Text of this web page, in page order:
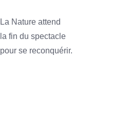
La Nature attend
la fin du spectacle
pour se reconquérir.